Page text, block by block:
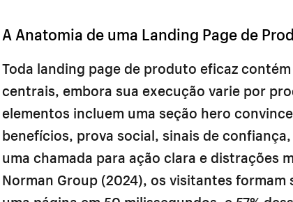
A Anatomia de uma Landing Page de
Toda landing page de produto eficaz
centrais, embora sua execução varie por
elementos incluem uma seção hero
benefícios, prova social, sinais de
uma chamada para ação clara e distrações
Norman Group (2024), os visitantes formam